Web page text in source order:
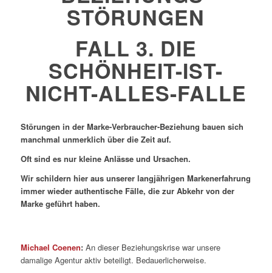
STÖRUNGEN
FALL 3. DIE
SCHÖNHEIT-IST-
NICHT-ALLES-FALLE
Störungen in der Marke-Verbraucher-Beziehung bauen sich
manchmal unmerklich über die Zeit auf.
Oft sind es nur kleine Anlässe und Ursachen.
Wir schildern hier aus unserer langjährigen Markenerfahrung
immer wieder authentische Fälle, die zur Abkehr von der
Marke geführt haben.
Michael Coenen: An dieser Beziehungskrise war unsere
damalige Agentur aktiv beteiligt. Bedauerlicherweise.